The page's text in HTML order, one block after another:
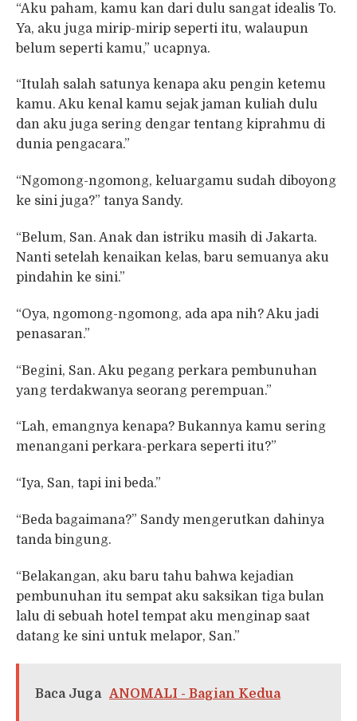
“Aku paham, kamu kan dari dulu sangat idealis To.
Ya, aku juga mirip-mirip seperti itu, walaupun
belum seperti kamu,” ucapnya.
“Itulah salah satunya kenapa aku pengin ketemu
kamu. Aku kenal kamu sejak jaman kuliah dulu
dan aku juga sering dengar tentang kiprahmu di
dunia pengacara.”
“Ngomong-ngomong, keluargamu sudah diboyong
ke sini juga?” tanya Sandy.
“Belum, San. Anak dan istriku masih di Jakarta.
Nanti setelah kenaikan kelas, baru semuanya aku
pindahin ke sini.”
“Oya, ngomong-ngomong, ada apa nih? Aku jadi
penasaran.”
“Begini, San. Aku pegang perkara pembunuhan
yang terdakwanya seorang perempuan.”
“Lah, emangnya kenapa? Bukannya kamu sering
menangani perkara-perkara seperti itu?”
“Iya, San, tapi ini beda.”
“Beda bagaimana?” Sandy mengerutkan dahinya
tanda bingung.
“Belakangan, aku baru tahu bahwa kejadian
pembunuhan itu sempat aku saksikan tiga bulan
lalu di sebuah hotel tempat aku menginap saat
datang ke sini untuk melapor, San.”
Baca Juga ANOMALI - Bagian Kedua